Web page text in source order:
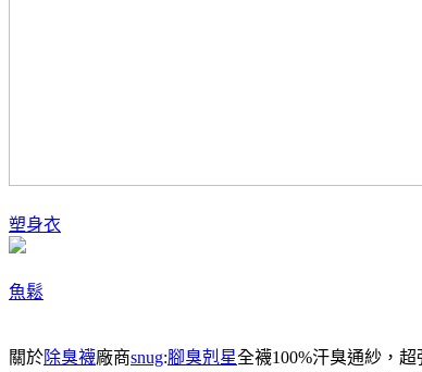
塑身衣
魚鬆
關於除臭襪廠商snug:腳臭剋星全襪100%汗臭通紗，